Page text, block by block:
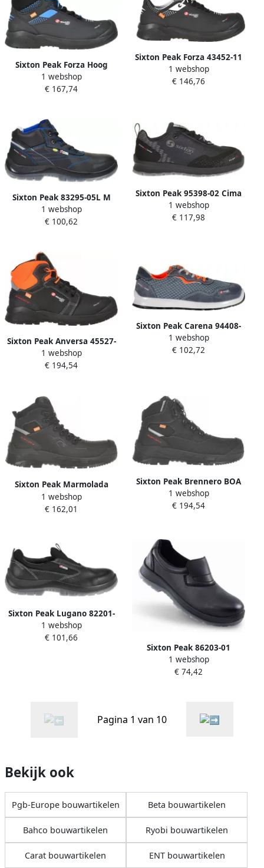
Sixton Peak Forza Hoog
43469-05 S3 | Zwart |
00.091.160.46
1 webshop
€ 167,74
Sixton Peak Forza 43452-11
S3 ESD | Zwart |
00.091.156.40
1 webshop
€ 146,76
Sixton Peak 83295-05L M
(Medium) Belluno Hoog S3 |
Zwart Blauw |
1 webshop
€ 100,62
Sixton Peak 95398-02 Cima
S3 ESD | Zwart |
00.091.023.35
1 webshop
€ 117,98
Sixton Peak Anversa 45527-
00 S3S | Zwart Oranje |
8053470576928
1 webshop
€ 194,54
Sixton Peak Carena 94408-
03 S1P | Grijs Oranje |
00.091.141.40
1 webshop
€ 102,72
Sixton Peak Marmolada
70539-00 S3S | Zwart |
8058945081242
1 webshop
€ 162,01
Sixton Peak Brennero BOA
70534-03 S3S | Zwart |
8053470578519
1 webshop
€ 194,54
Sixton Peak Lugano 82201-
04 S3 | Zwart |
8052086522435
1 webshop
€ 101,66
Sixton Peak 86203-01
Venezia Laag S2 | Zwart |
11.091.064.39
1 webshop
€ 74,42
Pagina 1 van 10
Bekijk ook
Pgb-Europe bouwartikelen Beta bouwartikelen
Bahco bouwartikelen Ryobi bouwartikelen
Carat bouwartikelen ENT bouwartikelen